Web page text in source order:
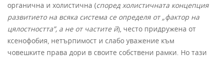
органична и холистична (според холистичната концепция
развитието на всяка система се определя от „фактор на
цялостността”, а не от частите й), често придружена от
ксенофобия, нетърпимост и слабо уважение към
човешките права дори в своите собствени рамки. Но тази